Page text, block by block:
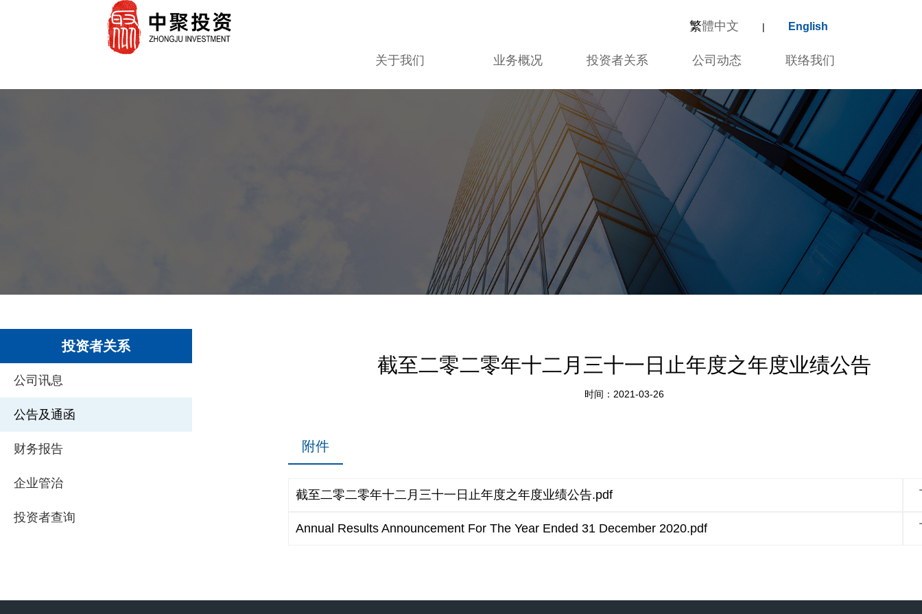
关于我们 业务概况 投资者关系 公司动态 联络我们
繁體中文 | English
投资者关系
公司讯息
公告及通函
财务报告
企业管治
投资者查询
截至二零二零年十二月三十一日止年度之年度业绩公告
时间：2021-03-26
附件
截至二零二零年十二月三十一日止年度之年度业绩公告.pdf
Annual Results Announcement For The Year Ended 31 December 2020.pdf